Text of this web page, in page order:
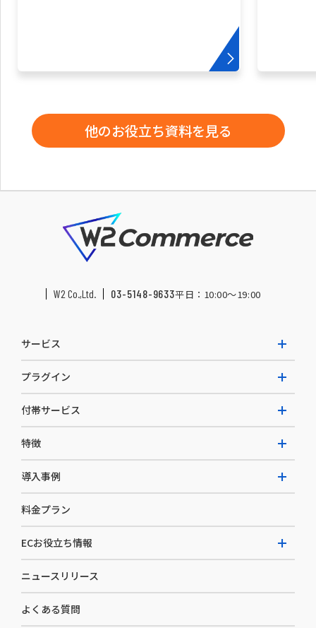
他のお役立ち資料を見る
W2 Co.,Ltd. 03-5148-9633平日：10:00〜19:00
サービス
W2 Commerce Repeat
W2 Commerce BtoB
W2 Commerce Asia
プラグイン
AI buddy
付帯サービス
EC運用構築支援・運用支援
カスタマーサクセス
セキュリティ
デザイン制作
コンサルティング
特徴
選ばれる理由
開発体制
導入事例
導入企業一覧
料金プラン
ECお役立ち情報
お役立ち資料
ニュースリリース
よくある質問